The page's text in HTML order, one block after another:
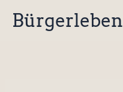
InhaltBürgerleben